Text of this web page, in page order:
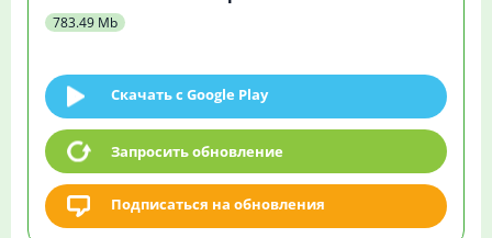
783.49 Mb
Скачать c Google Play
Запросить обновление
Подписаться на обновления